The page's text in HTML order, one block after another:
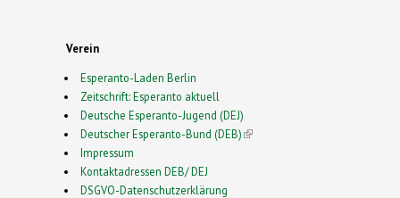
Verein
Esperanto-Laden Berlin
Zeitschrift: Esperanto aktuell
Deutsche Esperanto-Jugend (DEJ)
Deutscher Esperanto-Bund (DEB)(link is external)
Impressum
Kontaktadressen DEB/ DEJ
DSGVO-Datenschutzerklärung